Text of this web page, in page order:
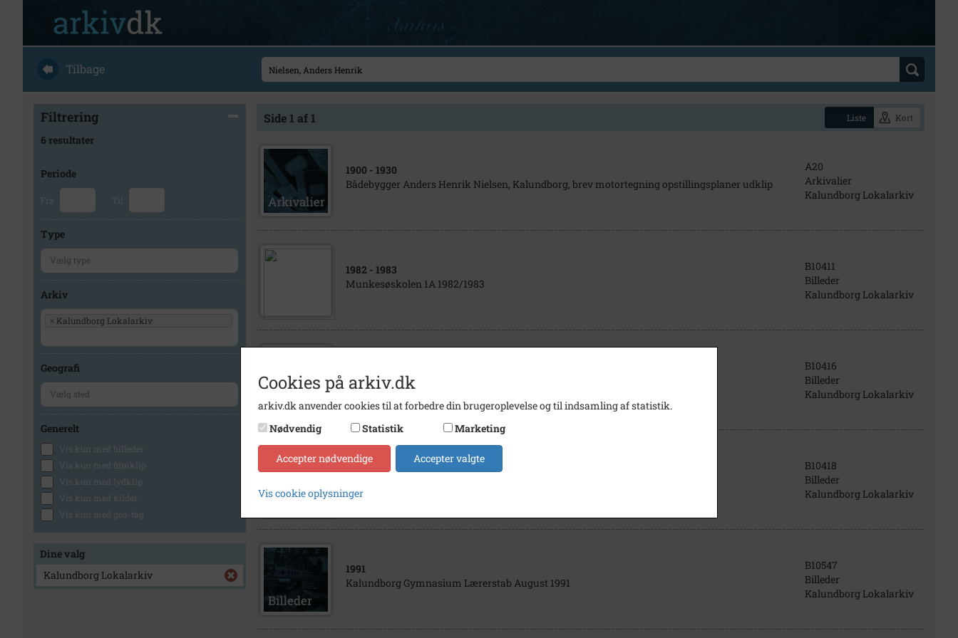
Tilbage
Filtrering
6 resultater
Periode
Fra Til
Type
Arkiv
× Kalundborg Lokalarkiv
Geografi
Generelt
Vis kun med billeder
Vis kun med filmklip
Vis kun med lydklip
Vis kun med kilder
Vis kun med geo-tag
Dine valg
Kalundborg Lokalarkiv
Side 1 af 1 Liste Kort
1900 - 1930
Bådebygger Anders Henrik Nielsen, Kalundborg, brev motortegning opstillingsplaner udklip
A20
Arkivalier
Kalundborg Lokalarkiv
1982 - 1983
Munkesøskolen 1A 1982/1983
B10411
Billeder
Kalundborg Lokalarkiv
Munkesøskolen 4A 1985/1986
B10416
Billeder
Kalundborg Lokalarkiv
1987- 1988
B10418
Billeder
Kalundborg Lokalarkiv
1991
Kalundborg Gymnasium Lærerstab August 1991
B10547
Billeder
Kalundborg Lokalarkiv
Cookies på arkiv.dk
arkiv.dk anvender cookies til at forbedre din brugeroplevelse og til indsamling af statistik.
Nødvendig
Statistik Marketing
Accepter nødvendige Accepter valgte
Vis cookie oplysninger